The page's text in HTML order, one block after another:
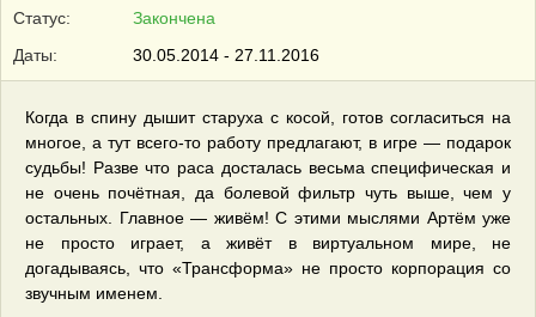
Статус:
Закончена
Даты:
30.05.2014 - 27.11.2016
Когда в спину дышит старуха с косой, готов согласиться на
многое, а тут всего-то работу предлагают, в игре — подарок
судьбы! Разве что раса досталась весьма специфическая и
не очень почётная, да болевой фильтр чуть выше, чем у
остальных. Главное — живём! С этими мыслями Артём уже
не просто играет, а живёт в виртуальном мире, не
догадываясь, что «Трансформа» не просто корпорация со
звучным именем.